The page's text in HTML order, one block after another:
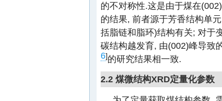
的不对称性.这是由于煤在
的结果, 前者源于芳香结构单
括脂链和脂环)结构有关; 对于
碳结构越发育, 由(002)峰导致
6]的研究结果相一致.
2.2 煤微结构XRD定量化参数